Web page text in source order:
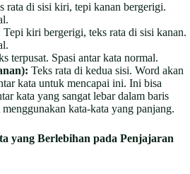
rata di sisi kiri, tepi kanan bergerigi.
Tepi kiri bergerigi, teks rata di sisi kanan.
terpusat. Spasi antar kata normal.
Teks rata di kedua sisi. Word akan
kata untuk mencapai ini. Ini bisa
kata yang sangat lebar dalam baris
kata-kata yang panjang.
yang Berlebihan pada Penjajaran